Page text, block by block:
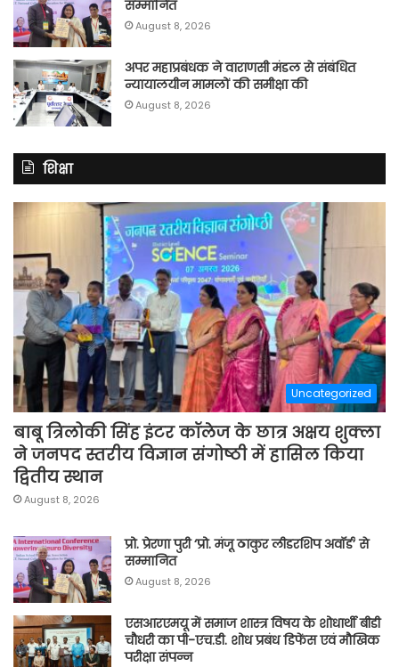
सम्मानित
August 8, 2026
अपर महाप्रबंधक ने वाराणसी मंडल से संबंधित
न्यायालयीन मामलों की समीक्षा की
August 8, 2026
शिक्षा
Uncategorized
बाबू त्रिलोकी सिंह इंटर कॉलेज के छात्र अक्षय शुक्ला
ने जनपद स्तरीय विज्ञान संगोष्ठी में हासिल किया
द्वितीय स्थान
August 8, 2026
प्रो. प्रेरणा पुरी ‘प्रो. मंजू ठाकुर लीडरशिप अवॉर्ड’ से
सम्मानित
August 8, 2026
एसआरएमयू में समाज शास्त्र विषय के शोधार्थी बीडी
चौधरी का पी-एच.डी. शोध प्रबंध डिफेंस एवं मौखिक
परीक्षा संपन्न